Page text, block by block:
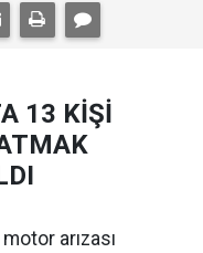
13 KİŞİ
arızası